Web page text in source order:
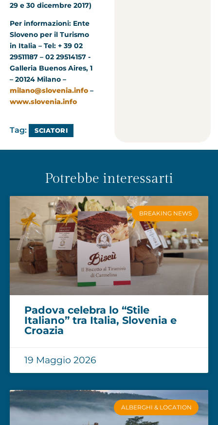
29 e 30 dicembre 2017)
Per informazioni: Ente
Sloveno per il Turismo
in Italia – Tel: + 39 02
29511187 – 02 29514157 -
Galleria Buenos Aires, 1
– 20124 Milano –
milano@slovenia.info –
www.slovenia.info
Tag: SCIATORI
Potrebbe interessarti
BREAKING NEWS
Padova celebra lo “Stile
Italiano” tra Italia, Slovenia e
Croazia
19 Maggio 2026
ALBERGHI & LOCATION